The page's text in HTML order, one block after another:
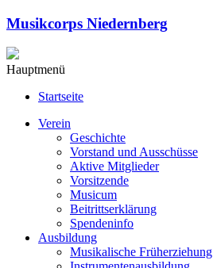
Musikcorps Niedernberg
Hauptmenü
Startseite
Verein
Geschichte
Vorstand und Ausschüsse
Aktive Mitglieder
Vorsitzende
Musicum
Beitrittserklärung
Spendeninfo
Ausbildung
Musikalische Früherziehung